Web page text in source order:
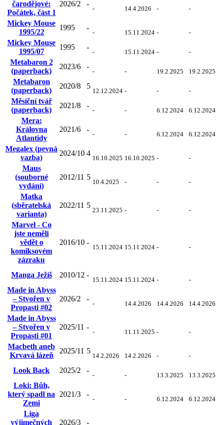
čarodějové:
Počátek, část 1
2026/2 -
- 14.4.2026 - -
Mickey Mouse
1995/22
1995 -
- 15.11.2024 - -
Mickey Mouse
1995/07
1995 -
- 15.11.2024 - -
Metabaron 2
(paperback)
2023/6 -
- - 19.2.2025 19.2.2025
Metabaron
(paperback)
2020/8 5
12.12.2024 - - -
Měsíční tvář
(paperback)
2021/8 -
- - 6.12.2024 6.12.2024
Mera:
Královna
Atlantidy
2021/6 -
- - 6.12.2024 6.12.2024
Megalex (pevná
vazba)
2024/10 4
16.10.2025 16.10.2025 - -
Maus
(souborné
vydání)
2012/11 5
10.4.2025 - - -
Matka
(sběratelská
varianta)
2022/11 5
23.11.2025 - - -
Marvel - Co
jste neměli
vědět o
komiksovém
zázraku
2016/10 -
15.11.2024 15.11.2024 - -
Manga Ježíš 2010/12 -
15.11.2024 15.11.2024 - -
Made in Abyss
– Stvořen v
Propasti #02
2026/2 -
- 14.4.2026 14.4.2026 14.4.2026
Made in Abyss
– Stvořen v
Propasti #01
2025/11 -
- 11.11.2025 - -
Macbeth aneb
Krvavá lázeň
2025/11 5
14.2.2026 14.2.2026 - -
Look Back 2025/2 -
- - 13.3.2025 13.3.2025
Loki: Bůh,
který spadl na
Zemi
2021/3 -
- - 6.12.2024 6.12.2024
Liga
výjimečných
2026/3 -